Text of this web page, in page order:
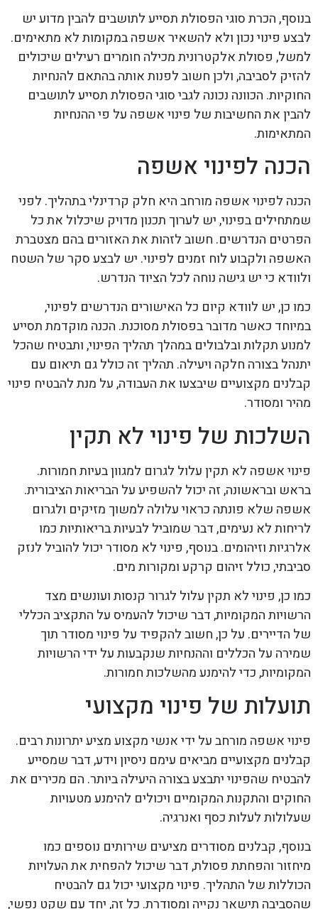
בנוסף, הכרת סוגי הפסולת תסייע לתושבים להבין מדוע יש
לבצע פינוי נכון ולא להשאיר אשפה במקומות לא מתאימים.
למשל, פסולת אלקטרונית מכילה חומרים רעילים שיכולים
להזיק לסביבה, ולכן חשוב לפנות אותה בהתאם להנחיות
החוקיות. הכוונה נכונה לגבי סוגי הפסולת תסייע לתושבים
להבין את החשיבות של פינוי אשפה על פי ההנחיות
המתאימות.
הכנה לפינוי אשפה
הכנה לפינוי אשפה מורחב היא חלק קרדינלי בתהליך. לפני
שמתחילים בפינוי, יש לערוך תכנון מדויק שיכלול את כל
הפרטים הנדרשים. חשוב לזהות את האזורים בהם מצטברת
האשפה ולקבוע לוח זמנים לפינוי. יש לבצע סקר של השטח
ולוודא כי יש גישה נוחה לכל הציוד הנדרש.
כמו כן, יש לוודא קיום כל האישורים הנדרשים לפינוי,
במיוחד כאשר מדובר בפסולת מסוכנת. הכנה מוקדמת תסייע
למנוע תקלות ובלבולים במהלך תהליך הפינוי, ותבטיח שהכל
יתנהל בצורה חלקה ויעילה. תהליך זה כולל גם תיאום עם
קבלנים מקצועיים שיבצעו את העבודה, על מנת להבטיח פינוי
מהיר ומסודר.
השלכות של פינוי לא תקין
פינוי אשפה לא תקין עלול לגרום למגוון בעיות חמורות.
בראש ובראשונה, זה יכול להשפיע על הבריאות הציבורית.
אשפה שלא פונתה כראוי עלולה למשוך מזיקים ולגרום
לריחות לא נעימים, דבר שמוביל לבעיות בריאותיות כמו
אלרגיות וזיהומים. בנוסף, פינוי לא מסודר יכול להוביל לנזק
סביבתי, כולל זיהום קרקע ומקורות מים.
כמו כן, פינוי לא תקין עלול לגרור קנסות ועונשים מצד
הרשויות המקומיות, דבר שיכול להעמיס על התקציב הכללי
של הדיירים. על כן, חשוב להקפיד על פינוי מסודר תוך
שמירה על הכללים וההנחיות שנקבעות על ידי הרשויות
המקומיות, כדי להימנע מהשלכות חמורות.
תועלות של פינוי מקצועי
פינוי אשפה מורחב על ידי אנשי מקצוע מציע יתרונות רבים.
קבלנים מקצועיים מביאים עימם ניסיון וידע, דבר שמסייע
להבטיח שהפינוי יתבצע בצורה היעילה ביותר. הם מכירים את
החוקים והתקנות המקומיים ויכולים להימנע מטעויות
שעלולות לעלות כסף ואנרגיה.
בנוסף, קבלנים מסודרים מציעים שירותים נוספים כמו
מיחזור והפחתת פסולת, דבר שיכול להפחית את העלויות
הכוללות של התהליך. פינוי מקצועי יכול גם להבטיח
שהסביבה תישאר נקייה ומסודרת. כל זה, יחד עם שקט נפשי,